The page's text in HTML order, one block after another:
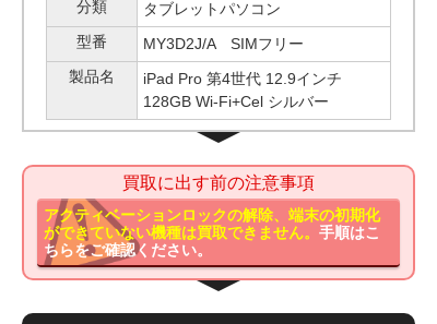
分類
タブレットパソコン
型番
MY3D2J/A SIMフリー
製品名
iPad Pro 第4世代 12.9インチ
128GB Wi-Fi+Cel シルバー
買取に出す前の注意事項
アクティベーションロックの解除、端末の初期化
ができていない機種は買取できません。手順はこ
ちらをご確認ください。